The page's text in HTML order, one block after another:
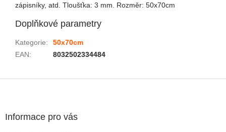
zápisníky, atd. Tloušťka: 3 mm. Rozměr: 50x70cm
Doplňkové parametry
Kategorie:
50x70cm
EAN: 8032502334484
Informace pro vás